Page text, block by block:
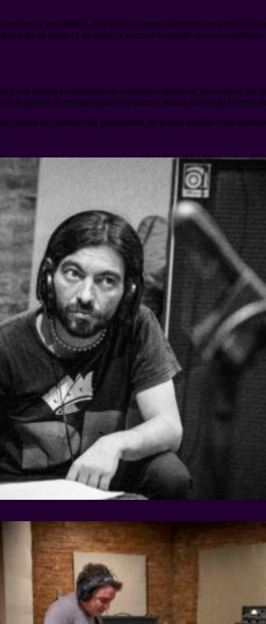
y sensibilidad. Sus letras no temen adentrarse en terrenos
de un tiempo y un espacio: el cruce constante entre el
invitan a sumergirse en atmósferas opresivas, atravesadas por
la música un refugio como con quienes buscan un reflejo honesto
camino en construcción permanente, un puente tendido entre